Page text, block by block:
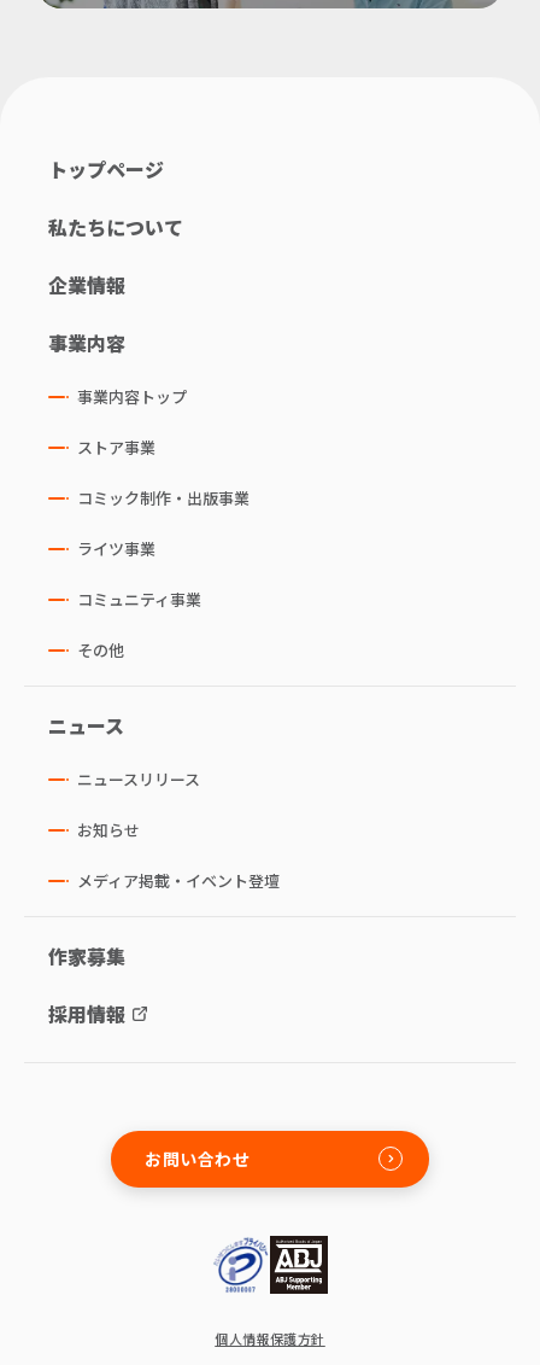
トップページ
私たちについて
企業情報
事業内容
事業内容トップ
ストア事業
コミック制作・出版事業
ライツ事業
コミュニティ事業
その他
ニュース
ニュースリリース
お知らせ
メディア掲載・イベント登壇
作家募集
採用情報
お問い合わせ
個人情報保護方針